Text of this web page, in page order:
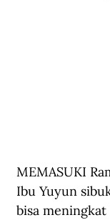
MEMASUKI
Ibu Yuyun
bisa